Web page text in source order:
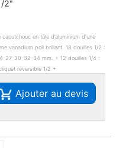
2"
en tôle d’aluminium d’une
vanadium poli brillant. 18 douilles 1/2 :
27-30-32-34 mm. + 12 douilles 1/4 :
réversible 1/2 +
Ajouter au devis